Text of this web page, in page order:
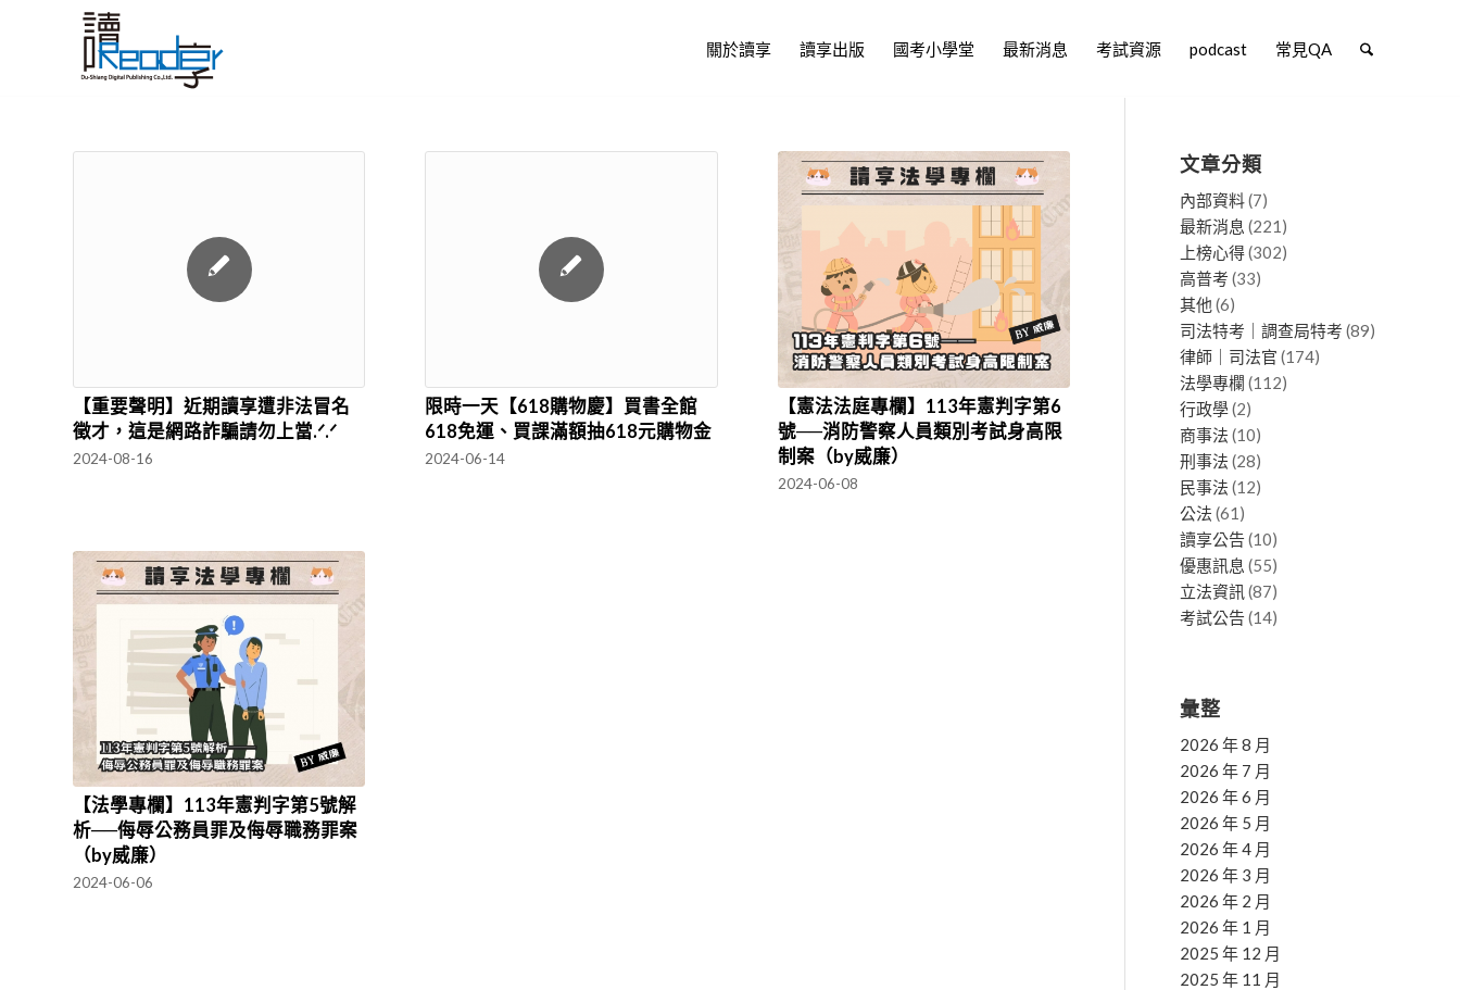
關於讀享 讀享出版 國考小學堂 最新消息 考試資源 podcast 常見QA
【重要聲明】近期讀享遭非法冒名
徵才，這是網路詐騙請勿上當.ᐟ.ᐟ
2024-08-16
限時一天【618購物慶】買書全館
618免運、買課滿額抽618元購物金
2024-06-14
【憲法法庭專欄】113年憲判字第6
號──消防警察人員類別考試身高限
制案（by威廉）
2024-06-08
【法學專欄】113年憲判字第5號解
析──侮辱公務員罪及侮辱職務罪案
（by威廉）
2024-06-06
文章分類
內部資料(7)
最新消息 (221)
上榜心得(302)
高普考 (33)
其他 (6)
司法特考｜調查局特考 (89)
律師｜司法官 (174)
法學專欄 (112)
行政學(2)
商事法 (10)
刑事法 (28)
民事法 (12)
公法 (61)
讀享公告(10)
優惠訊息 (55)
立法資訊 (87)
考試公告(14)
彙整
2026 年 8 月
2026 年 7 月
2026 年 6 月
2026 年 5 月
2026 年 4 月
2026 年 3 月
2026 年 2 月
2026 年 1 月
2025 年 12 月
2025 年 11 月